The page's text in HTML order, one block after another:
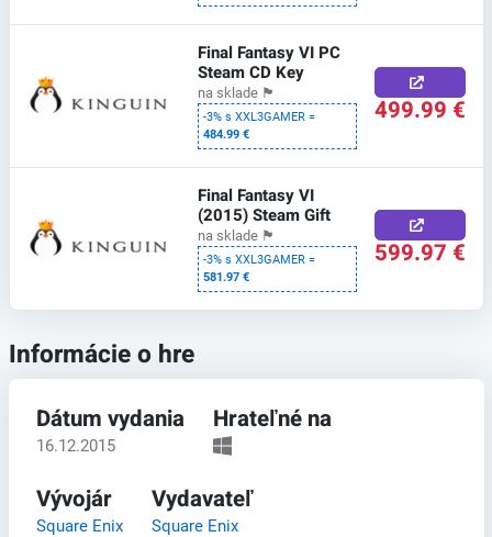
Final Fantasy VI PC
Steam CD Key
na sklade 🏴
-3% s XXL3GAMER =
484.99 €
499.99 €
Final Fantasy VI
(2015) Steam Gift
na sklade 🏴
-3% s XXL3GAMER =
581.97 €
599.97 €
Informácie o hre
Dátum vydania
16.12.2015
Hrateľné na
Vývojár
Square Enix
Vydavateľ
Square Enix